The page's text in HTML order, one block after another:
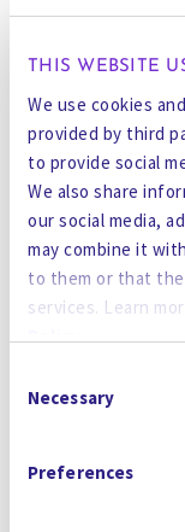
THIS WEBSITE
We use cookies
provided by third
to provide social
We also share
our social media,
may combine it
to them or that
services. Learn
Policy.
By using the site,
Selection
Necessary
Preferences
Fähigkeit von
zu entwickeln.
Innovation
Bei Gradiant
Leitprinzip. Im